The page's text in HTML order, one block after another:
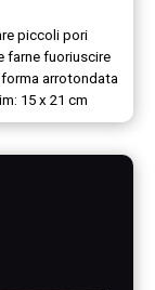
piccoli pori
farne fuoriuscire
forma arrotondata
15 x 21 cm